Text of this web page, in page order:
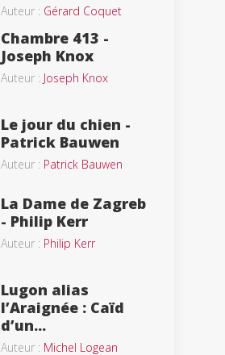
Auteur : Gérard Coquet
Chambre 413 -
Joseph Knox
Auteur : Joseph Knox
Le jour du chien -
Patrick Bauwen
Auteur : Patrick Bauwen
La Dame de Zagreb
- Philip Kerr
Auteur : Philip Kerr
Lugon alias
l’Araignée : Caïd
d’un...
Auteur : Michel Logean